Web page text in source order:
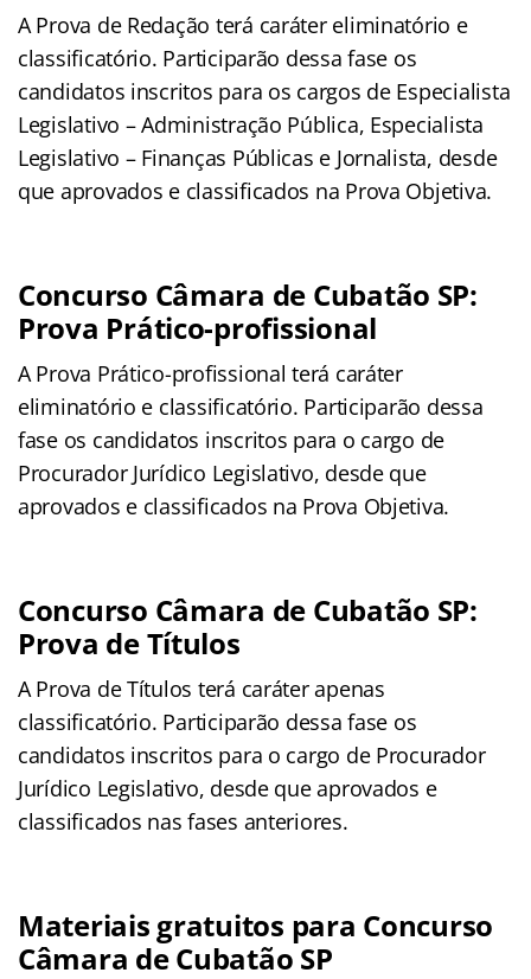
A Prova de Redação terá caráter eliminatório e
classificatório. Participarão dessa fase os
candidatos inscritos para os cargos de Especialista
Legislativo – Administração Pública, Especialista
Legislativo – Finanças Públicas e Jornalista, desde
que aprovados e classificados na Prova Objetiva.
Concurso Câmara de Cubatão SP:
Prova Prático-profissional
A Prova Prático-profissional terá caráter
eliminatório e classificatório. Participarão dessa
fase os candidatos inscritos para o cargo de
Procurador Jurídico Legislativo, desde que
aprovados e classificados na Prova Objetiva.
Concurso Câmara de Cubatão SP:
Prova de Títulos
A Prova de Títulos terá caráter apenas
classificatório. Participarão dessa fase os
candidatos inscritos para o cargo de Procurador
Jurídico Legislativo, desde que aprovados e
classificados nas fases anteriores.
Materiais gratuitos para Concurso
Câmara de Cubatão SP